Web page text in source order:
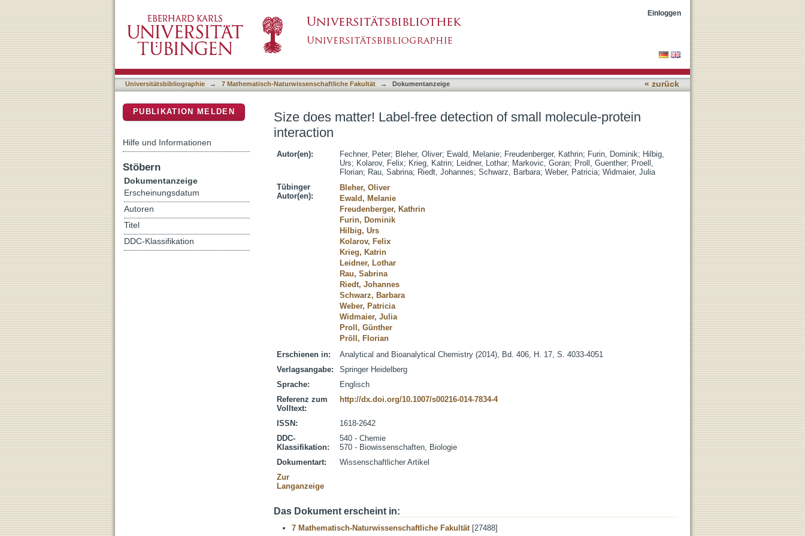
Einloggen
Universitätsbibliographie → 7 Mathematisch-Naturwissenschaftliche Fakultät → Dokumentanzeige « zurück
Size does matter! Label-free detection of small molecule-protein
interaction
Autor(en): Fechner, Peter; Bleher, Oliver; Ewald, Melanie; Freudenberger, Kathrin; Furin, Dominik; Hilbig,
Urs; Kolarov, Felix; Krieg, Katrin; Leidner, Lothar; Markovic, Goran; Proll, Guenther; Proell,
Florian; Rau, Sabrina; Riedt, Johannes; Schwarz, Barbara; Weber, Patricia; Widmaier, Julia
Tübinger
Autor(en):
Bleher, Oliver
Ewald, Melanie
Freudenberger, Kathrin
Furin, Dominik
Hilbig, Urs
Kolarov, Felix
Krieg, Katrin
Leidner, Lothar
Rau, Sabrina
Riedt, Johannes
Schwarz, Barbara
Weber, Patricia
Widmaier, Julia
Proll, Günther
Pröll, Florian
Erschienen in:
Analytical and Bioanalytical Chemistry (2014), Bd. 406, H. 17, S. 4033-4051
Verlagsangabe:
Springer Heidelberg
Sprache:
Englisch
Referenz zum
Volltext:
http://dx.doi.org/10.1007/s00216-014-7834-4
ISSN:
1618-2642
DDC-
Klassifikation:
540 - Chemie
570 - Biowissenschaften, Biologie
Dokumentart:
Wissenschaftlicher Artikel
Zur
Langanzeige
Das Dokument erscheint in:
7 Mathematisch-Naturwissenschaftliche Fakultät[27488]
PUBLIKATION MELDEN
Hilfe und Informationen
Stöbern
Dokumentanzeige
Erscheinungsdatum
Autoren
Titel
DDC-Klassifikation